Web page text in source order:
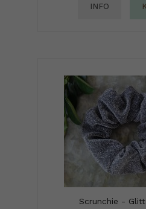
INFO
Scrunchie -